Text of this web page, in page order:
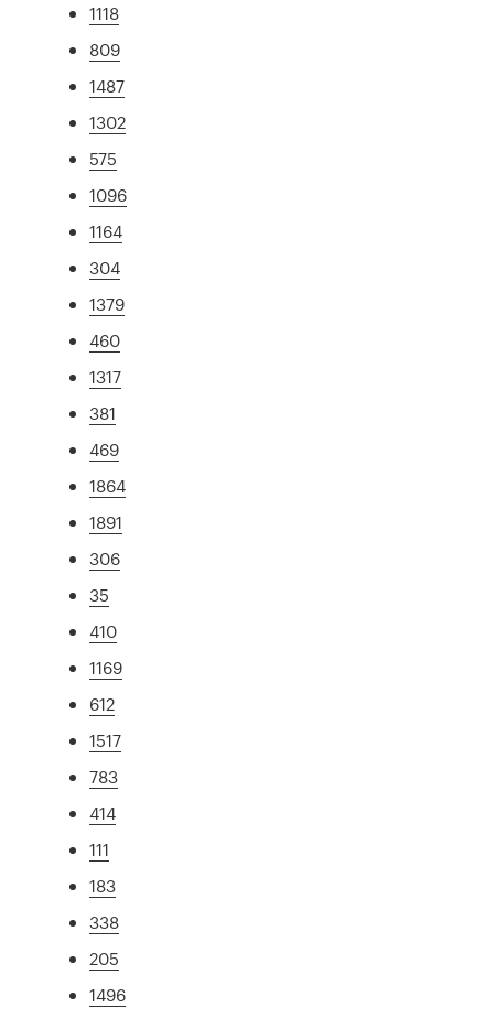
1118
809
1487
1302
575
1096
1164
304
1379
460
1317
381
469
1864
1891
306
35
410
1169
612
1517
783
414
111
183
338
205
1496